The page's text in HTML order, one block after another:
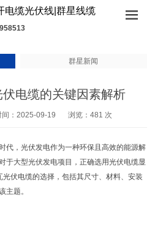
群星新闻
电缆的关键因素解析
间：2025-09-19 浏览：481 次
代，光伏发电作为一种环保且高效的能源解
于大型光伏发电项目，正确选用光伏电缆显
伏电缆的选择，包括其尺寸、材料、安装
主题。